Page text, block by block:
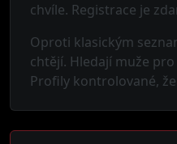
chvíle. Registrace je
Oproti klasickým
chtějí. Hledají muže
Profily kontrolované,